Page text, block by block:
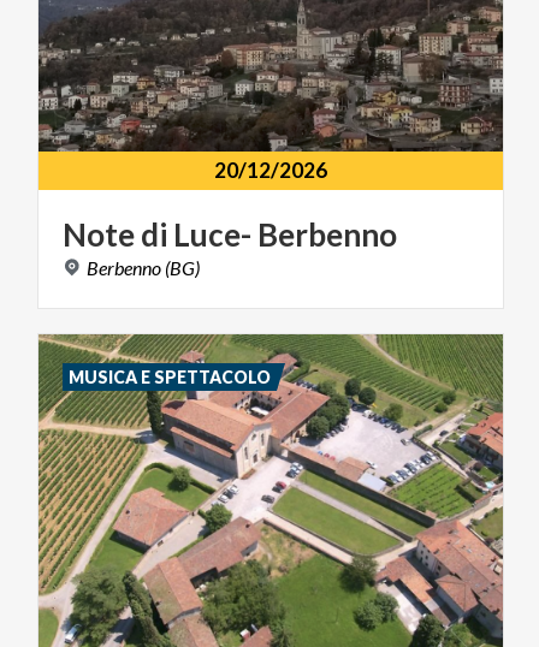
20/12/2026
Notedi Luce- Berbenno
Berbenno (BG)
MUSICA E SPETTACOLO